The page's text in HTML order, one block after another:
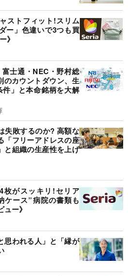
ストフィット!スリム
ー」色違いで3つも買
》
富士通・NEC・野村総
のカウントダウン、生
」と本命銘柄を大解
失敗するのか? 高額な
「フリーアドレスの座
と組織の生産性を上げ
枚がスッキリ!セリア
ケース”病院の書類も
ー》
思われる人」と「縁が